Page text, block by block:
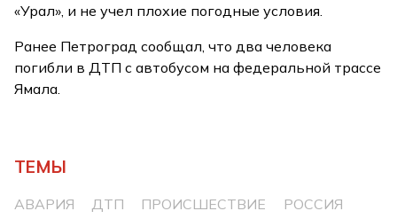
«Урал», и не учел плохие погодные условия.
Ранее Петроград сообщал, что два человека
погибли в ДТП с автобусом на федеральной трассе
Ямала.
ТЕМЫ
АВАРИЯ ДТП ПРОИСШЕСТВИЕ РОССИЯ